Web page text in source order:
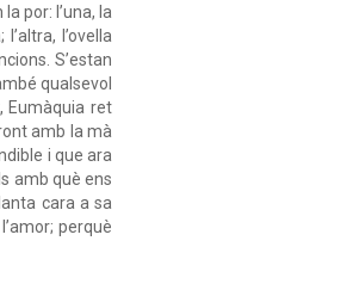
por: l’una, la
l’ovella
S’estan
qualsevol
Eumàquia ret
amb la mà
i que ara
amb què ens
cara a sa
perquè